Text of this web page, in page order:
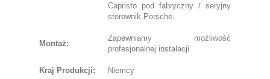
Capristo pod fabryczny / seryjny
sterownik Porsche.
Montaż:
Zapewniamy możliwość
profesjonalnej instalacji
Kraj Produkcji: Niemcy